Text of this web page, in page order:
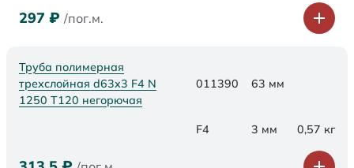
297 ₽ /пог.м.
Труба полимерная
трехслойная d63x3 F4 N
1250 Т120 негорючая
011390 63 мм
F4 3 мм 0,57 кг